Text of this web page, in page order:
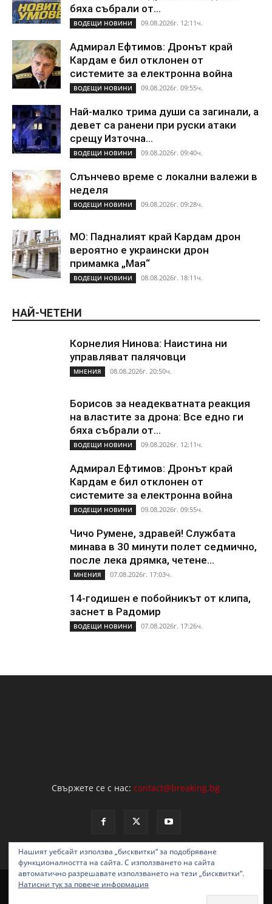
бяха събрали от...
ВОДЕЩИ НОВИНИ 09.08.2026г. 12:11ч.
Адмирал Ефтимов: Дронът край
Кардам е бил отклонен от
системите за електронна война
ВОДЕЩИ НОВИНИ 09.08.2026г. 09:55ч.
Най-малко трима души са загинали, а
девет са ранени при руски атаки
срещу Източна...
ВОДЕЩИ НОВИНИ 09.08.2026г. 09:40ч.
Слънчево време с локални валежи в
неделя
ВОДЕЩИ НОВИНИ 09.08.2026г. 09:28ч.
МО: Падналият край Кардам дрон
вероятно е украински дрон
примамка „Мая“
ВОДЕЩИ НОВИНИ 08.08.2026г. 18:11ч.
НАЙ-ЧЕТЕНИ
Корнелия Нинова: Наистина ни
управляват палячовци
МНЕНИЯ 08.08.2026г. 20:50ч.
Борисов за неадекватната реакция
на властите за дрона: Все едно ги
бяха събрали от...
ВОДЕЩИ НОВИНИ 09.08.2026г. 12:11ч.
Адмирал Ефтимов: Дронът край
Кардам е бил отклонен от
системите за електронна война
ВОДЕЩИ НОВИНИ 09.08.2026г. 09:55ч.
Чичо Румене, здравей! Службата
минава в 30 минути полет седмично,
после лека дрямка, четене...
МНЕНИЯ 07.08.2026г. 17:03ч.
14-годишен е побойникът от клипа,
заснет в Радомир
ВОДЕЩИ НОВИНИ 07.08.2026г. 17:26ч.
Свържете се с нас:contact@breaking.bg
НОВИНИ ОБЩЕСТВО ПОЛИТИКА
МНЕНИЯ
Нашият уебсайт използва „бисквитки“ за подобряване
функционалността на сайта. С използването на сайта
автоматично разрешавате използването на тези „бисквитки“.
Натисни тук за повече информация